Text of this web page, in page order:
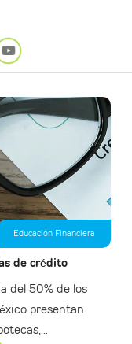
Educación Financiera
de crédito
del 50% de los
presentan